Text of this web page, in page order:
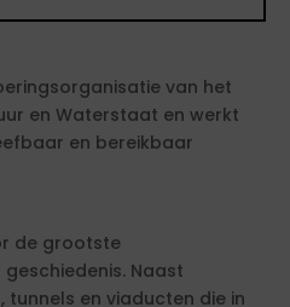
van het
en Waterstaat en werkt
en bereikbaar
de grootste
Naast
tunnels en viaducten die in